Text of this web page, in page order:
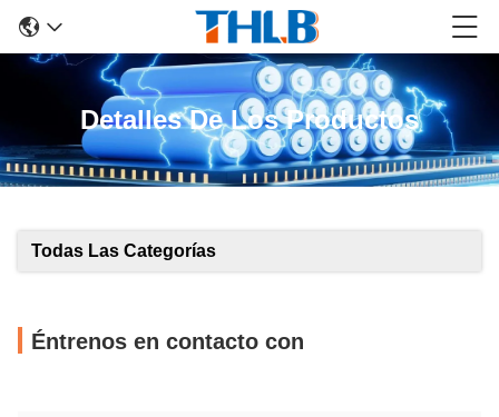
Detalles De Los Productos
Todas Las Categorías
Éntrenos en contacto con